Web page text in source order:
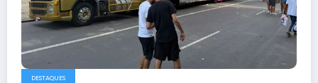
DESTAQUES